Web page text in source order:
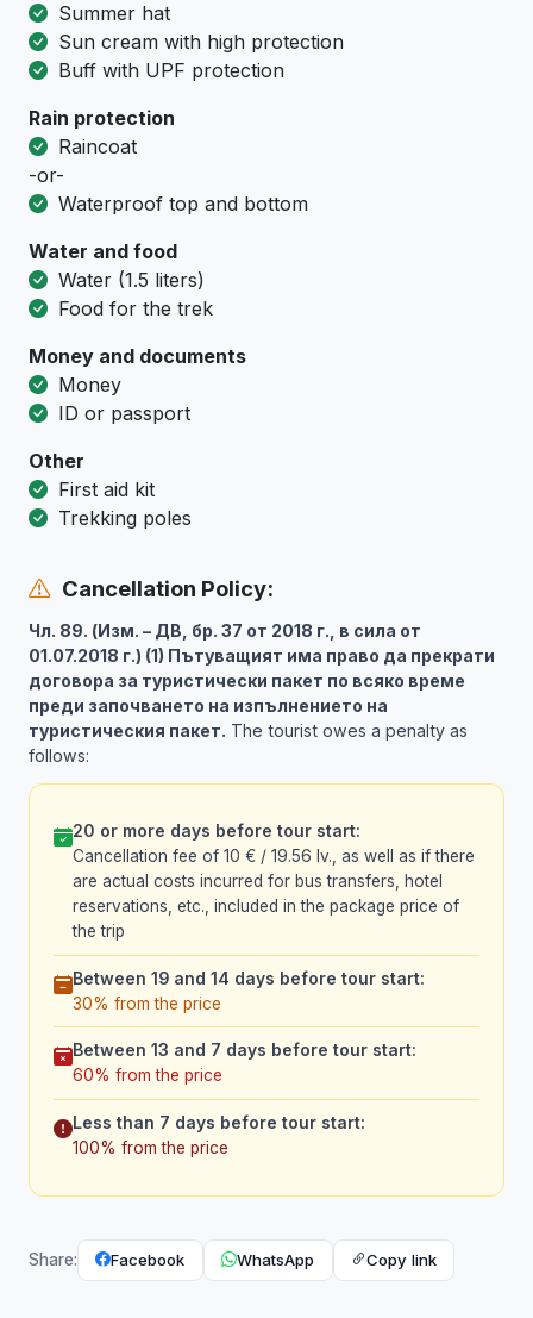
Summer hat
Sun cream with high protection
Buff with UPF protection
Rain protection
Raincoat
-or-
Waterproof top and bottom
Water and food
Water (1.5 liters)
Food for the trek
Money and documents
Money
ID or passport
Other
First aid kit
Trekking poles
Cancellation Policy:
Чл. 89. (Изм. – ДВ, бр. 37 от 2018 г., в сила от
01.07.2018 г.) (1) Пътуващият има право да прекрати
договора за туристически пакет по всяко време
преди започването на изпълнението на
туристическия пакет. The tourist owes a penalty as
follows:
20 or more days before tour start:
Cancellation fee of 10 € / 19.56 lv., as well as if there
are actual costs incurred for bus transfers, hotel
reservations, etc., included in the package price of
the trip
Between 19 and 14 days before tour start:
30% from the price
Between 13 and 7 days before tour start:
60% from the price
Less than 7 days before tour start:
100% from the price
Share: Facebook WhatsApp Copy link